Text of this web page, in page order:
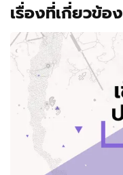
เรื่องที่เกี่ยวข้อง